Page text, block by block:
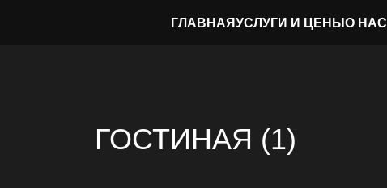
ГЛАВНАЯУСЛУГИ И ЦЕНЫО НАС
ГОСТИНАЯ (1)